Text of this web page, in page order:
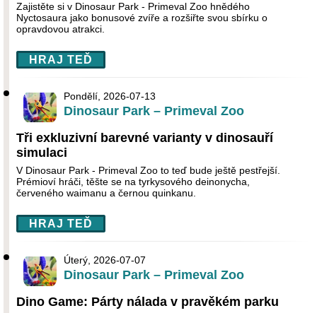
Zajistěte si v Dinosaur Park - Primeval Zoo hnědého
Nyctosaura jako bonusové zvíře a rozšiřte svou sbírku o
opravdovou atrakci.
HRAJ TEĎ
Pondělí, 2026-07-13
Dinosaur Park – Primeval Zoo
Tři exkluzivní barevné varianty v dinosauří
simulaci
V Dinosaur Park - Primeval Zoo to teď bude ještě pestřejší.
Prémioví hráči, těšte se na tyrkysového deinonycha,
červeného waimanu a černou quinkanu.
HRAJ TEĎ
Úterý, 2026-07-07
Dinosaur Park – Primeval Zoo
Dino Game: Párty nálada v pravěkém parku